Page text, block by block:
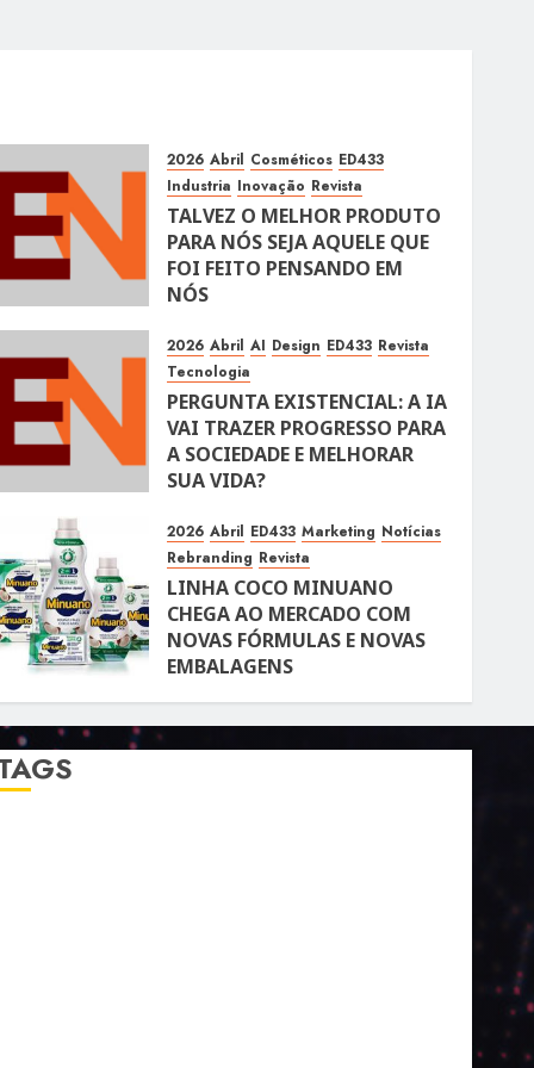
2026 Abril Cosméticos ED433
Industria Inovação Revista
TALVEZ O MELHOR PRODUTO
PARA NÓS SEJA AQUELE QUE
FOI FEITO PENSANDO EM
NÓS
2026 Abril AI Design ED433 Revista
Tecnologia
PERGUNTA EXISTENCIAL: A IA
VAI TRAZER PROGRESSO PARA
A SOCIEDADE E MELHORAR
SUA VIDA?
2026 Abril ED433 Marketing Notícias
Rebranding Revista
LINHA COCO MINUANO
CHEGA AO MERCADO COM
NOVAS FÓRMULAS E NOVAS
EMBALAGENS
10 DE ABRIL DE 2026 122